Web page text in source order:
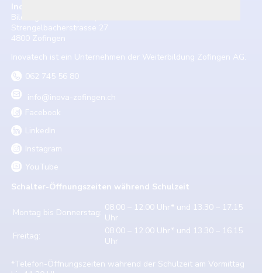
Inovatech
Bildungszentrum (BZZ)
Strengelbacherstrasse 27
4800 Zofingen
Inovatech ist ein Unternehmen der Weiterbildung Zofingen AG.
062 745 56 80
info@inova-zofingen.ch
Facebook
LinkedIn
Instagram
YouTube
Schalter-Öffnungszeiten während Schulzeit
Montag bis Donnerstag: 08.00 – 12.00 Uhr* und 13.30 – 17.15
Uhr
Freitag:
08.00 – 12.00 Uhr* und 13.30 – 16.15
Uhr
*Telefon-Öffnungszeiten während der Schulzeit am Vormittag